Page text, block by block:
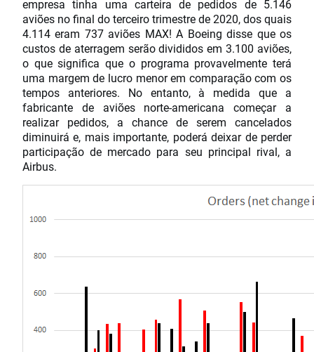
empresa tinha uma carteira de pedidos de 5.146
aviões no final do terceiro trimestre de 2020, dos quais
4.114 eram 737 aviões MAX! A Boeing disse que os
custos de aterragem serão divididos em 3.100 aviões,
o que significa que o programa provavelmente terá
uma margem de lucro menor em comparação com os
tempos anteriores. No entanto, à medida que a
fabricante de aviões norte-americana começar a
realizar pedidos, a chance de serem cancelados
diminuirá e, mais importante, poderá deixar de perder
participação de mercado para seu principal rival, a
Airbus.